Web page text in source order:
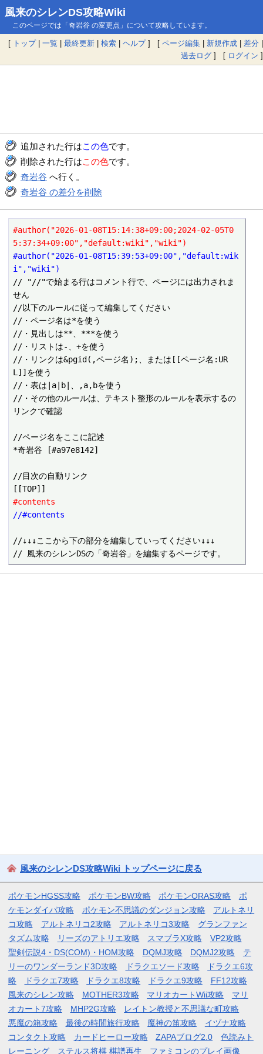
風来のシレンDS攻略Wiki
このページでは「奇岩谷 の変更点」について攻略しています。
[ トップ| 一覧 | 最終更新 | 検索 | ヘルプ] [ ページ編集 | 新規作成 | 差分 |
過去ログ ] [ ログイン ]
追加された行はこの色です。
削除された行はこの色です。
奇岩谷 へ行く。
奇岩谷 の差分を削除
#author("2026-01-08T15:14:38+09:00;2024-02-05T0
5:37:34+09:00","default:wiki","wiki")
#author("2026-01-08T15:39:53+09:00","default:wik
i","wiki")
// "//"で始まる行はコメント行で、ページには出力されま
せん
//以下のルールに従って編集してください
//・ページ名は*を使う
//・見出しは**、***を使う
//・リストは-、+を使う
//・リンクは&pgid(,ページ名);、または[[ページ名:UR
L]]を使う
//・表は|a|b|、,a,bを使う
//・その他のルールは、テキスト整形のルールを表示するの
リンクで確認
//ページ名をここに記述
*奇岩谷 [#a97e8142]
//目次の自動リンク
#contents
//#contents
//↓↓↓ここから下の部分を編集していってください↓↓↓
風来のシレンDS攻略Wiki トップページに戻る
ポケモンHGSS攻略 ポケモンBW攻略 ポケモンORAS攻略
ポ
ケモンダイパ攻略
ポケモン不思議のダンジョン攻略
アルトネリ
コ攻略
アルトネリコ2攻略 アルトネリコ3攻略
グランファン
タズム攻略
リーズのアトリエ攻略 スマブラX攻略
VP2攻略
聖剣伝説4・DS(COM)・HOM攻略
DQMJ攻略 DQMJ2攻略
テ
リーのワンダーランド3D攻略
ドラクエソード攻略
ドラクエ6攻
略
ドラクエ7攻略 ドラクエ8攻略 ドラクエ9攻略
FF12攻略
風来のシレン攻略
MOTHER3攻略 マリオカートWii攻略
マリ
オカート7攻略
MHP2G攻略
レイトン教授と不思議な町攻略
悪魔の箱攻略
最後の時間旅行攻略 魔神の笛攻略
イヅナ攻略
コンタクト攻略
カードヒーロー攻略 ZAPAブログ2.0
色読みト
レーニング
ステルス将棋 棋譜再生 ファミコンのプレイ画像